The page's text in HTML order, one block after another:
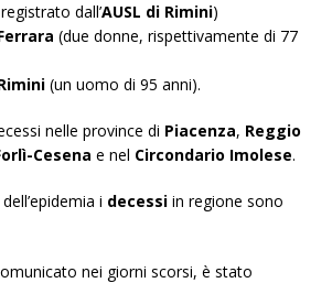
dall’AUSL di Rimini)
(due donne, rispettivamente di 77
(un uomo di 95 anni).
nelle province di Piacenza, Reggio
Cesena e nel Circondario Imolese.
i decessi in regione sono
nei giorni scorsi, è stato